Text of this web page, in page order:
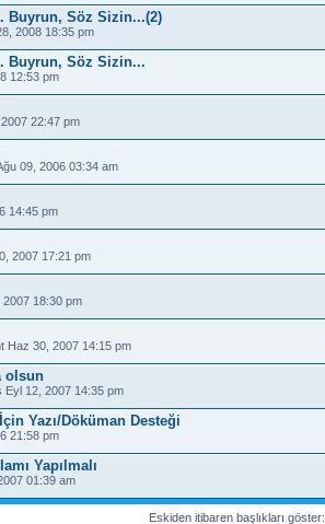
Buyrun, Söz Sizin...(2)
2008 18:35 pm
Buyrun, Söz Sizin...
12:53 pm
22:47 pm
09, 2006 03:34 am
14:45 pm
2007 17:21 pm
18:30 pm
Haz 30, 2007 14:15 pm
olsun
Eyl 12, 2007 14:35 pm
Yazı/Döküman Desteği
21:58 pm
Yapılmalı
01:39 am
Eskiden itibaren başlıkları göster: